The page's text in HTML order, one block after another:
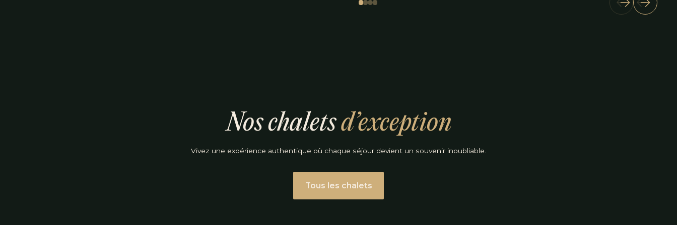
Nos chaletsd’exception
Vivez une expérience authentique où chaque séjour devient un souvenir inoubliable.
Tous les chalets